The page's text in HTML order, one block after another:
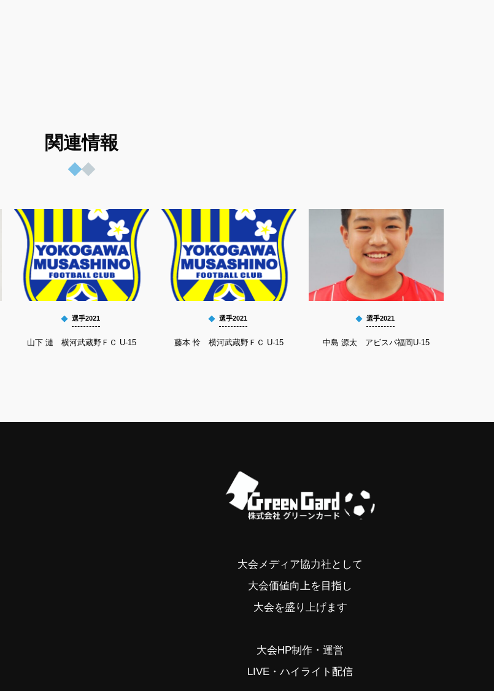
関連情報
選手2021
山下 漣 横河武蔵野ＦＣ U-15
選手2021
藤本 怜 横河武蔵野ＦＣ U-15
選手2021
中島 源太 アビスパ福岡U-15
大会メディア協力社として
大会価値向上を目指し
大会を盛り上げます
大会HP制作・運営
LIVE・ハイライト配信